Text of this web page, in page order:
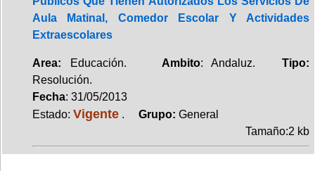
Aula Matinal, Comedor Escolar Y Actividades
Extraescolares
Area: Educación. Ambito: Andaluz.Tipo:
Resolución.
Fecha: 31/05/2013
Estado: Vigente . Grupo: General
Tamaño:2 kb